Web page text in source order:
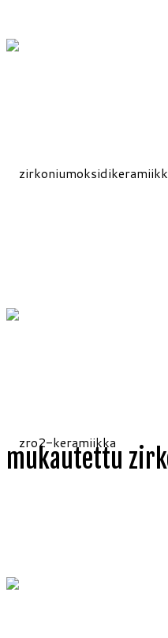
mukautettu